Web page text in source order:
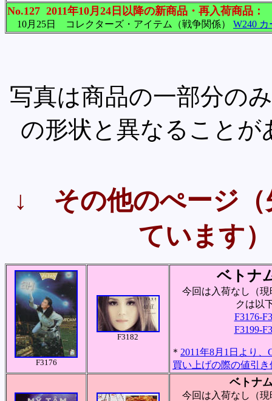
No.127 2011年10月24日以降の新商品・再入荷商品：
10月25日 コレクターズ・アイテム（戦争関係） W240
写真は商品の一部分の
の形状と異なること
↓ その他のぺージ（
ています
F3176
F3182
ベトナ
今回は入荷なし（現
クは以
F3176-
F3199-
＊ 2011年8月1日より
買い上げの際の値引
ベトナ
今回は入荷なし（現